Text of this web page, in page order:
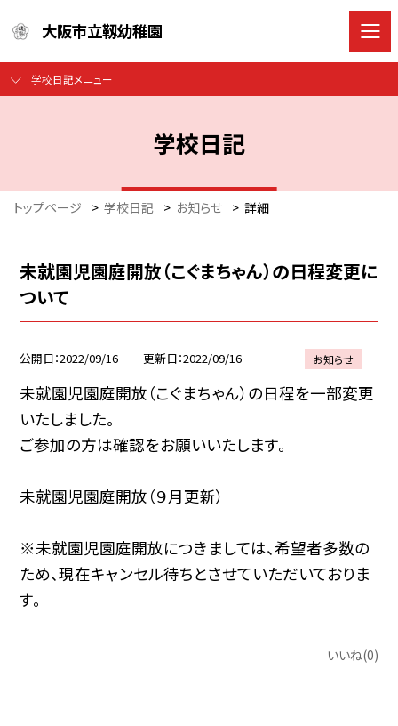
大阪市立靱幼稚園
学校日記メニュー
学校日記
トップページ > 学校日記 > お知らせ > 詳細
未就園児園庭開放（こぐまちゃん）の日程変更に
ついて
公開日 2022/09/16 更新日 2022/09/16 お知らせ
未就園児園庭開放（こぐまちゃん）の日程を一部変更
いたしました。
ご参加の方は確認をお願いいたします。
未就園児園庭開放（９月更新）
※未就園児園庭開放につきましては、希望者多数の
ため、現在キャンセル待ちとさせていただいておりま
す。
いいね(0)